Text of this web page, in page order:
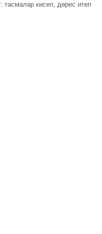
тасмалар кисеп, дөрес итеп